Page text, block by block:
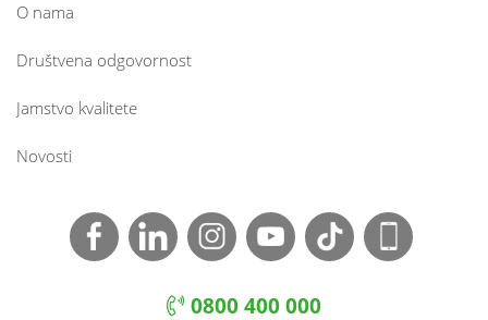
O nama
Društvena odgovornost
Jamstvo kvalitete
Novosti
0800 400 000